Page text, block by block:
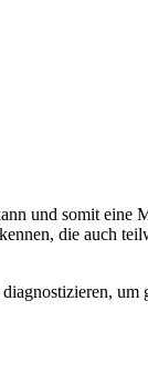
und somit
die auch
um